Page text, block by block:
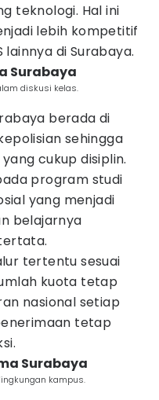
teknologi. Hal ini
lebih kompetitif
di Surabaya.
Surabaya
diskusi kelas.
berada di
sehingga
cukup disiplin.
program studi
yang menjadi
belajarnya
tertentu sesuai
kuota tetap
nasional setiap
tetap
Surabaya
kampus.